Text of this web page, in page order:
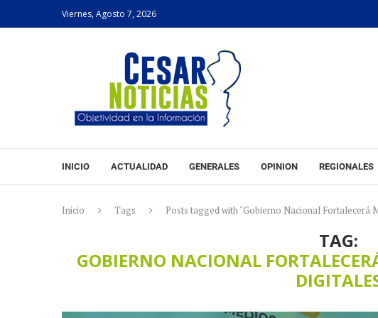
Viernes, Agosto 7, 2026
INICIO ACTUALIDAD GENERALES OPINION REGIONALES
Inicio Tags Posts tagged with "Gobierno Nacional Fortalecerá
TAG:
GOBIERNO NACIONAL